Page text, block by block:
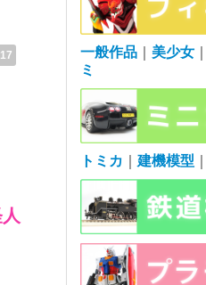
一般作品｜ 美少女｜
ミ
トミカ 建機模型